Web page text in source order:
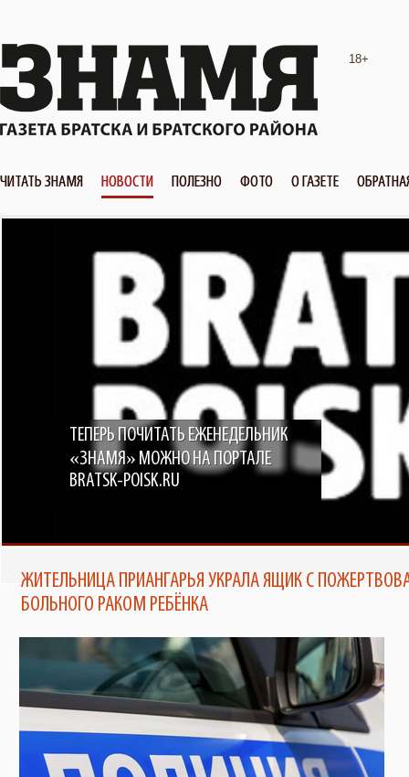
18+
ЧИТАТЬ ЗНАМЯ НОВОСТИ ПОЛЕЗНО ФОТО О ГАЗЕТЕ
ТЕПЕРЬ ПОЧИТАТЬ ЕЖЕНЕДЕЛЬНИК
«ЗНАМЯ» МОЖНО НА ПОРТАЛЕ
BRATSK-POISK.RU
ЖИТЕЛЬНИЦА ПРИАНГАРЬЯ УКРАЛА ЯЩИК С
БОЛЬНОГО РАКОМ РЕБЁНКА